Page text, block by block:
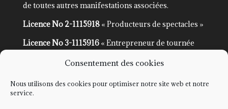
Consentement des cookies
Nous utilisons des cookies pour optimiser notre site web et notre
service.
de toutes autres manifestations associées.
Licence No 2-1115918 « Producteurs de spectacles »
Licence No 3-1115916 « Entrepreneur de tournée